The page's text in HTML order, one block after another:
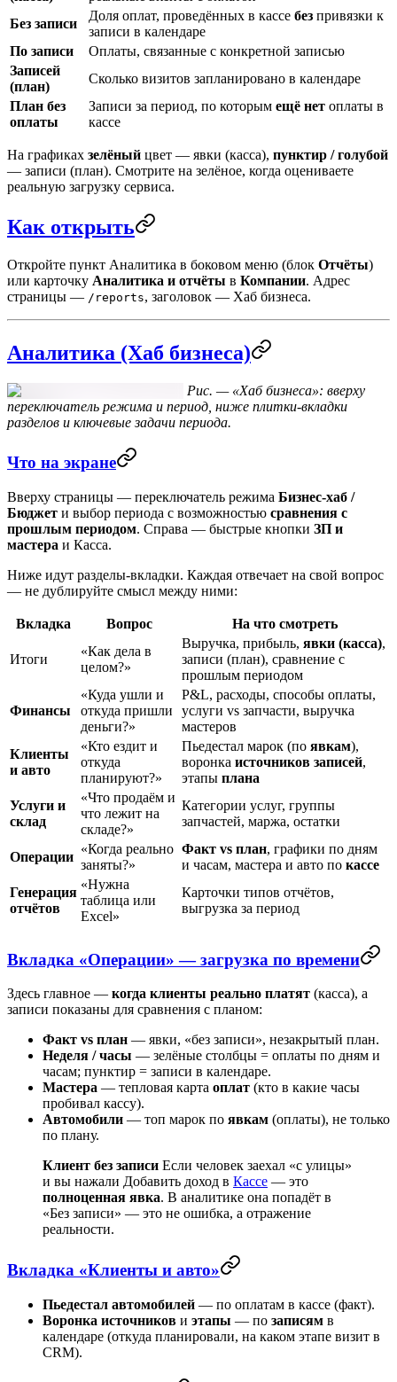
Без записи
Доля оплат, проведённых в кассе без привязки к
записи в календаре
По записи
Оплаты, связанные с конкретной записью
Записей
(план)
Сколько визитов запланировано в календаре
План без
оплаты
Записи за период, по которым ещё нет оплаты в
кассе
На графиках зелёный цвет — явки (касса), пунктир / голубой
— записи (план). Смотрите на зелёное, когда оцениваете
реальную загрузку сервиса.
Как открыть
Откройте пункт Аналитика в боковом меню (блок Отчёты)
или карточку Аналитика и отчёты в Компании. Адрес
страницы — /reports, заголовок — Хаб бизнеса.
Аналитика (Хаб бизнеса)
Рис. — «Хаб бизнеса»: вверху
переключатель режима и период, ниже плитки-вкладки
разделов и ключевые задачи периода.
Что на экране
Вверху страницы — переключатель режима Бизнес-хаб /
Бюджет и выбор периода с возможностью сравнения с
прошлым периодом. Справа — быстрые кнопки ЗП и
мастера и Касса.
Ниже идут разделы-вкладки. Каждая отвечает на свой вопрос
— не дублируйте смысл между ними:
Вкладка Вопрос На что смотреть
Итоги
«Как дела в
целом?»
Выручка, прибыль, явки (касса),
записи (план), сравнение с
прошлым периодом
Финансы
«Куда ушли и
откуда пришли
деньги?»
P&L, расходы, способы оплаты,
услуги vs запчасти, выручка
мастеров
Клиенты
и авто
«Кто ездит и
откуда
планируют?»
Пьедестал марок (по явкам),
воронка источников записей,
этапы плана
Услуги и
склад
«Что продаём и
что лежит на
складе?»
Категории услуг, группы
запчастей, маржа, остатки
Операции
«Когда реально
заняты?»
Факт vs план, графики по дням
и часам, мастера и авто по кассе
Генерация
отчётов
«Нужна
таблица или
Excel»
Карточки типов отчётов,
выгрузка за период
Вкладка «Операции» — загрузка по времени
Здесь главное — когда клиенты реально платят (касса), а
записи показаны для сравнения с планом:
Факт vs план — явки, «без записи», незакрытый план.
Неделя / часы — зелёные столбцы = оплаты по дням и
часам; пунктир = записи в календаре.
Мастера — тепловая карта оплат (кто в какие часы
пробивал кассу).
Автомобили — топ марок по явкам (оплаты), не только
по плану.
Клиент без записи Если человек заехал «с улицы»
и вы нажали Добавить доход в Кассе — это
полноценная явка. В аналитике она попадёт в
«Без записи» — это не ошибка, а отражение
реальности.
Вкладка «Клиенты и авто»
Пьедестал автомобилей — по оплатам в кассе (факт).
Воронка источников и этапы — по записям в
календаре (откуда планировали, на каком этапе визит в
CRM).